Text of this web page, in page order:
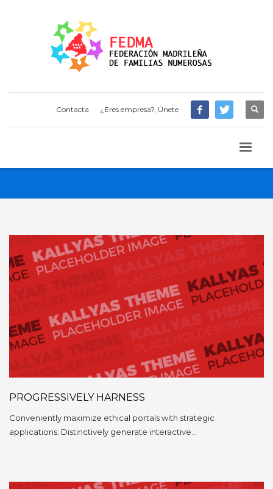
Contacta ¿Eres empresa?, Únete
PROGRESSIVELY HARNESS
Conveniently maximize ethical portals with strategic
applications. Distinctively generate interactive…